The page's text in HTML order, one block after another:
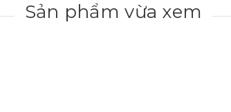
Sản phẩm vừa xem